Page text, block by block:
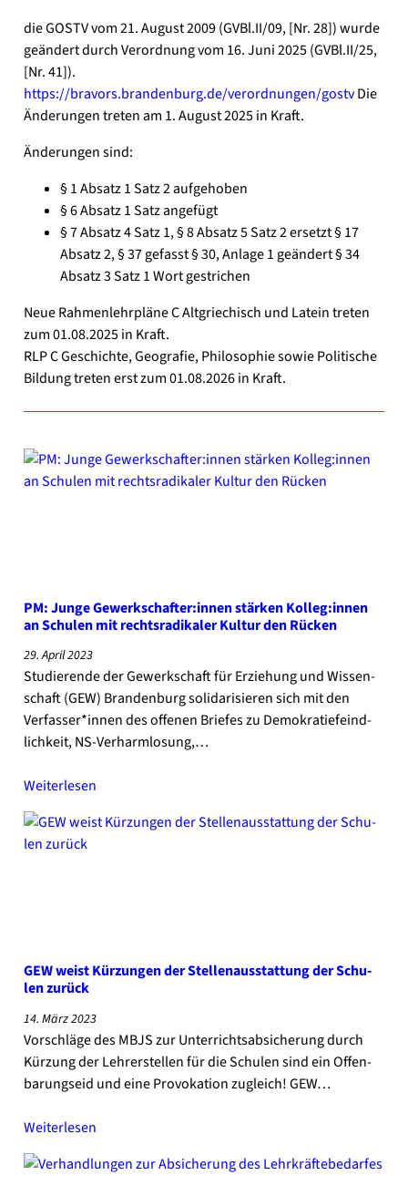
die GOSTV vom 21. August 2009 (GVBl.II/09, [Nr. 28]) wur­de
geän­dert durch Ver­ord­nung vom 16. Juni 2025 (GVBl.II/25,
[Nr. 41]).
https://​bra​vors​.bran​den​burg​.de/​v​e​r​o​r​d​n​u​n​g​e​n​/​g​o​stvDie
Ände­run­gen tre­ten am 1. August 2025 in Kraft.
Ände­run­gen sind:
§ 1 Absatz 1 Satz 2 auf­ge­ho­ben
§ 6 Absatz 1 Satz ange­fügt
§ 7 Absatz 4 Satz 1, § 8 Absatz 5 Satz 2 ersetzt § 17
Absatz 2, § 37 gefasst § 30, Anla­ge 1 geän­dert § 34
Absatz 3 Satz 1 Wort gestri­chen
Neue Rah­men­lehr­plä­ne C Alt­grie­chisch und Latein tre­ten
zum 01.08.2025 in Kraft.
RLP C Geschich­te, Geo­gra­fie, Phi­lo­so­phie sowie Poli­ti­sche
Bil­dung tre­ten erst zum 01.08.2026 in Kraft.
PM: Jun­ge Gewerkschafter:innen stär­ken Kolleg:innen
an Schu­len mit rechts­ra­di­ka­ler Kul­tur den Rücken
29. April 2023
Stu­die­ren­de der Gewerk­schaft für Erzie­hung und Wis­sen­
schaft (GEW) Bran­den­burg soli­da­ri­sie­ren sich mit den
Verfasser*innen des offe­nen Brie­fes zu Demo­kra­tie­feind­
lich­keit, NS-Verharmlosung,…
Wei­ter­le­sen
GEW weist Kür­zun­gen der Stel­len­aus­stat­tung der Schu­
len zurück
14. März 2023
Vor­schlä­ge des MBJS zur Unter­richts­ab­si­che­rung durch
Kür­zung der Leh­rer­stel­len für die Schu­len sind ein Offen­
ba­rungs­eid und eine Pro­vo­ka­ti­on zugleich! GEW…
Wei­ter­le­sen